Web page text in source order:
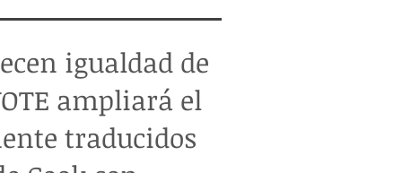
igualdad de
ampliará el
traducidos